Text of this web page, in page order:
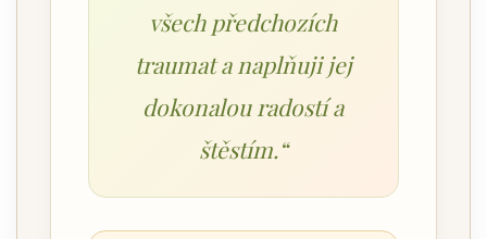
všech předchozích
traumat a naplňuji jej
dokonalou radostí a
štěstím.“